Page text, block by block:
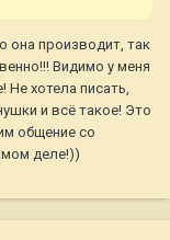
она производит, так
Видимо у меня
хотела писать,
и всё такое! Это
общение со
деле!))